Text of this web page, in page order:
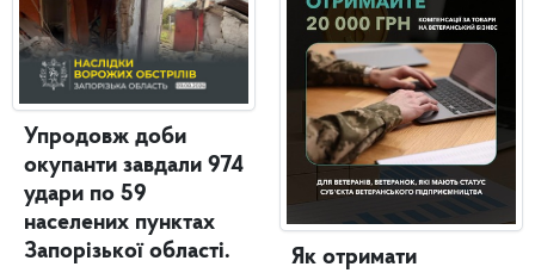
Упродовж доби
окупанти завдали 974
удари по 59
населених пунктах
Запорізької області.
Як отримати